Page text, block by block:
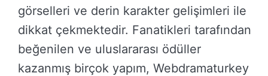
görselleri ve derin karakter gelişimleri ile
dikkat çekmektedir. Fanatikleri tarafından
beğenilen ve uluslararası ödüller
kazanmış birçok yapım, Webdramaturkey